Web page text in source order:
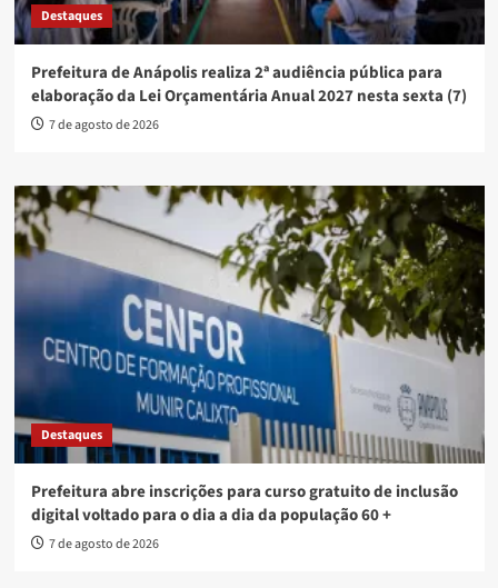
Destaques
Prefeitura de Anápolis realiza 2ª audiência pública para
elaboração da Lei Orçamentária Anual 2027 nesta sexta (7)
7 de agosto de 2026
Destaques
Prefeitura abre inscrições para curso gratuito de inclusão
digital voltado para o dia a dia da população 60 +
7 de agosto de 2026